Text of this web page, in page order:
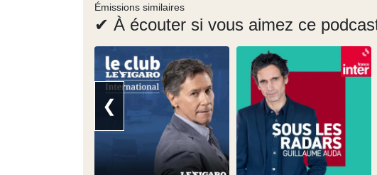
Émissions similaires
✔ À écouter si vous aimez ce
❮